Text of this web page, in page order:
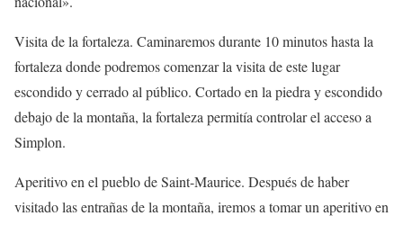
Visita de la fortaleza. Caminaremos durante 10 minutos hasta la
fortaleza donde podremos comenzar la visita de este lugar
escondido y cerrado al público. Cortado en la piedra y escondido
debajo de la montaña, la fortaleza permitía controlar el acceso a
Simplon.
Aperitivo en el pueblo de Saint-Maurice. Después de haber
visitado las entrañas de la montaña, iremos a tomar un aperitivo en